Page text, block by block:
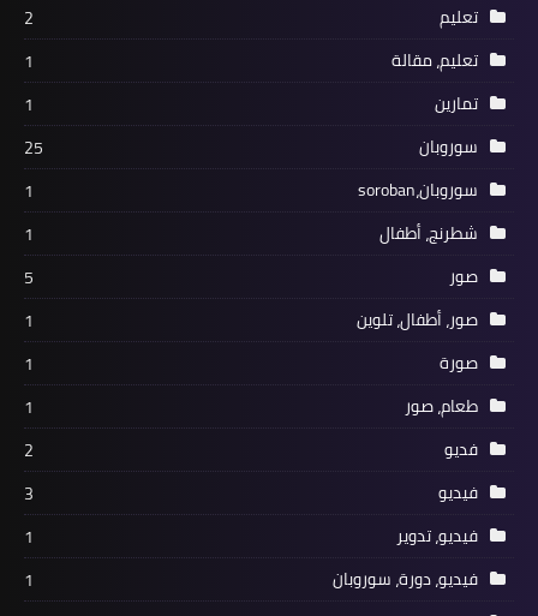
تعليم
2
تعليم، مقالة
1
تمارين
1
سوروبان
25
سوروبان،soroban
1
شطرنج، أطفال
1
صور
5
صور، أطفال، تلوين
1
صورة
1
طعام، صور
1
فديو
2
فيديو
3
فيديو، تدوير
1
فيديو، دورة، سوروبان
1